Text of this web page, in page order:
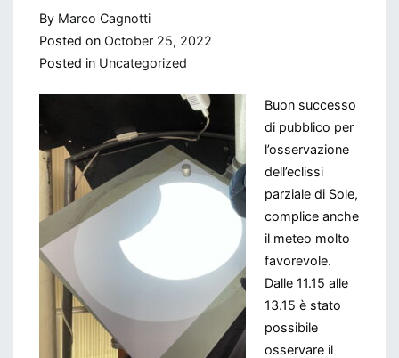
By Marco Cagnotti
Posted on October 25, 2022
Posted in Uncategorized
Buon successo
di pubblico per
l’osservazione
dell’eclissi
parziale di Sole,
complice anche
il meteo molto
favorevole.
Dalle 11.15 alle
13.15 è stato
possibile
osservare il